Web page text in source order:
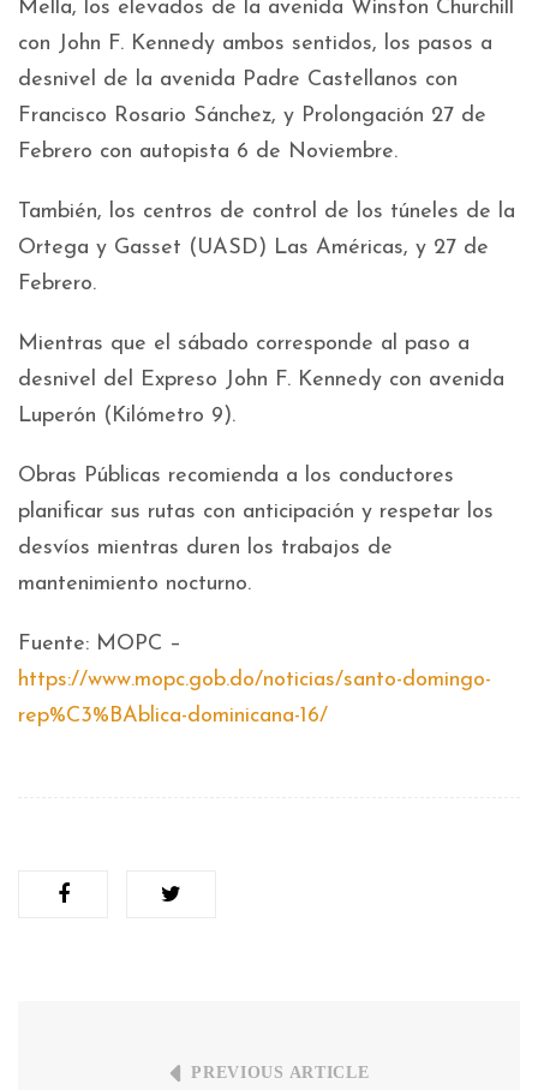
Mella, los elevados de la avenida Winston Churchill
con John F. Kennedy ambos sentidos, los pasos a
desnivel de la avenida Padre Castellanos con
Francisco Rosario Sánchez, y Prolongación 27 de
Febrero con autopista 6 de Noviembre.
También, los centros de control de los túneles de la
Ortega y Gasset (UASD) Las Américas, y 27 de
Febrero.
Mientras que el sábado corresponde al paso a
desnivel del Expreso John F. Kennedy con avenida
Luperón (Kilómetro 9).
Obras Públicas recomienda a los conductores
planificar sus rutas con anticipación y respetar los
desvíos mientras duren los trabajos de
mantenimiento nocturno.
Fuente: MOPC –
https://www.mopc.gob.do/noticias/santo-domingo-
rep%C3%BAblica-dominicana-16/
PREVIOUS ARTICLE